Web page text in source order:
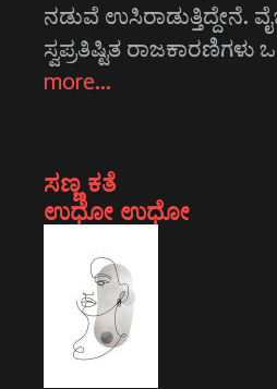
ನಡುವೆ ಉಸಿರಾಡುತ್ತಿದ್ದೇನೆ.
ಸ್ವಪ್ರತಿಷ್ಟಿತ ರಾಜಕಾರಣಿಗಳು
more…
ಸಣ್ಣ ಕತೆ
ಉಧೋ ಉಧೋ